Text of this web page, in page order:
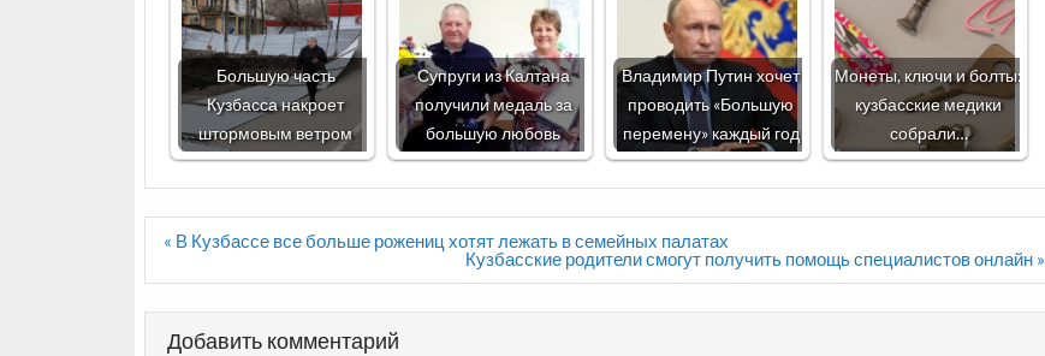
Большую часть
Кузбасса накроет
штормовым ветром
Супруги из Калтана
получили медаль за
большую любовь
Владимир Путин хочет
проводить «Большую
перемену» каждый год
Монеты, ключи и болты:
кузбасские медики
собрали…
Навигация
« В Кузбассе все больше рожениц хотят лежать в семейных палатах
Кузбасские родители смогут получить помощь специалистов онлайн »
Добавить комментарий